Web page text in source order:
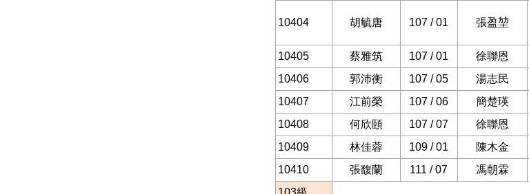
10404 胡毓唐 107 / 01 張盈堃
10405
蔡雅筑 107 / 01 徐聯恩
10406
郭沛衡 107 / 05 湯志民
10407
江前榮 107 / 06 簡楚瑛
10408
何欣頤 107 / 07 徐聯恩
10409
林佳蓉 109 / 01 陳木金
10410
張馥蘭 111 / 07 馮朝霖